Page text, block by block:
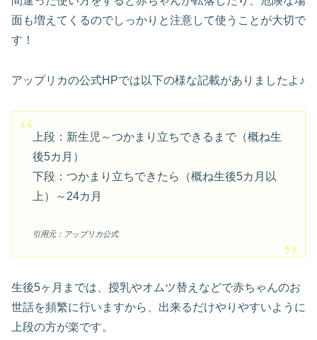
面も増えてくるのでしっかりと注意して使うことが大切で
す！
アップリカの公式HPでは以下の様な記載がありましたよ♪
上段：新生児～つかまり立ちできるまで（概ね生
後5カ月）
下段：つかまり立ちできたら（概ね生後5カ月以
上）～24カ月
引用元：アップリカ公式
生後5ヶ月までは、授乳やオムツ替えなどで赤ちゃんのお
世話を頻繁に行いますから、出来るだけやりやすいように
上段の方が楽です。